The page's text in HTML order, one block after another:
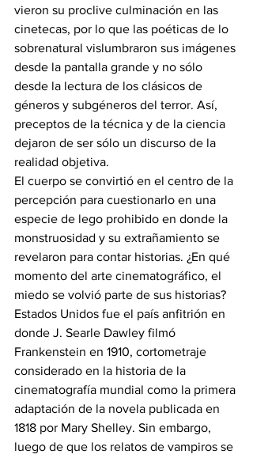
vieron su proclive culminación en las
cinetecas, por lo que las poéticas de lo
sobrenatural vislumbraron sus imágenes
desde la pantalla grande y no sólo
desde la lectura de los clásicos de
géneros y subgéneros del terror. Así,
preceptos de la técnica y de la ciencia
dejaron de ser sólo un discurso de la
realidad objetiva.
El cuerpo se convirtió en el centro de la
percepción para cuestionarlo en una
especie de lego prohibido en donde la
monstruosidad y su extrañamiento se
revelaron para contar historias. ¿En qué
momento del arte cinematográfico, el
miedo se volvió parte de sus historias?
Estados Unidos fue el país anfitrión en
donde J. Searle Dawley filmó
Frankenstein en 1910, cortometraje
considerado en la historia de la
cinematografía mundial como la primera
adaptación de la novela publicada en
1818 por Mary Shelley. Sin embargo,
luego de que los relatos de vampiros se